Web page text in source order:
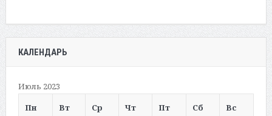
КАЛЕНДАРЬ
Июль 2023
Пн
Вт Ср Чт Пт Сб Вс